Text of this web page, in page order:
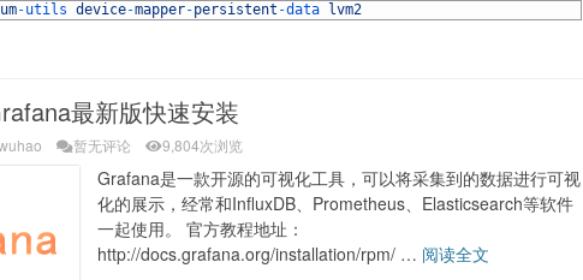
-utils device-mapper-persistent -data lvm2
最新版快速安装
暂无评论 9,804次浏览
Grafana是一款开源的可视化工具，可以将采集到的数据进行可视
化的展示，经常和InfluxDB、Prometheus、Elasticsearch等软件
一起使用。 官方教程地址：
http://docs.grafana.org/installation/rpm/ … 阅读全文